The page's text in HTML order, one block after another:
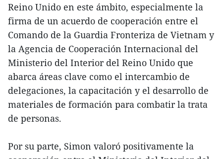
Reino Unido en este ámbito, especialmente la
firma de un acuerdo de cooperación entre el
Comando de la Guardia Fronteriza de Vietnam y
la Agencia de Cooperación Internacional del
Ministerio del Interior del Reino Unido que
abarca áreas clave como el intercambio de
delegaciones, la capacitación y el desarrollo de
materiales de formación para combatir la trata
de personas.
Por su parte, Simon valoró positivamente la